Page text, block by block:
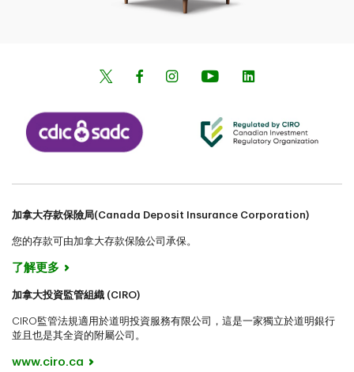
加拿大存款保險局(Canada Deposit Insurance Corporation)
您的存款可由加拿大存款保險公司承保。
了解更多
加拿大投資監管組織 (CIRO)
CIRO監管法規適用於道明投資服務有限公司，這是一家獨立於道明銀行
並且也是其全資的附屬公司。
www.ciro.ca